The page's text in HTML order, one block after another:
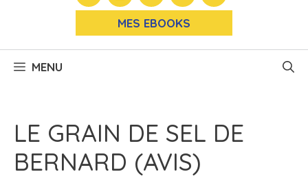
MES EBOOKS
MENU
LE GRAIN DE SEL DE
BERNARD (AVIS)